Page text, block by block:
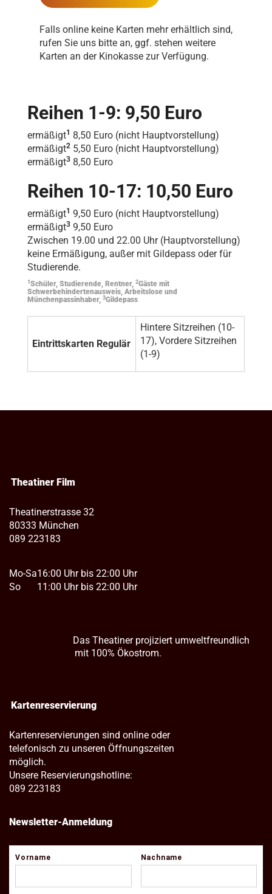
Falls online keine Karten mehr erhältlich sind,
rufen Sie uns bitte an, ggf. stehen weitere
Karten an der Kinokasse zur Verfügung.
Reihen 1-9: 9,50 Euro
ermäßigt1 8,50 Euro (nicht Hauptvorstellung)
ermäßigt2 5,50 Euro (nicht Hauptvorstellung)
ermäßigt3 8,50 Euro
Reihen 10-17: 10,50 Euro
ermäßigt1 9,50 Euro (nicht Hauptvorstellung)
ermäßigt3 9,50 Euro
Zwischen 19.00 und 22.00 Uhr (Hauptvorstellung)
keine Ermäßigung, außer mit Gildepass oder für
Studierende.
1 Schüler, Studierende, Rentner, 2Gäste mit
Schwerbehindertenausweis, Arbeitslose und
Münchenpassinhaber, 3Gildepass
Eintrittskarten Regulär
Hintere Sitzreihen (10-
17), Vordere Sitzreihen
(1-9)
Theatiner Film
Theatinerstrasse 32
80333 München
089 223183
Mo-Sa
So
16:00 Uhr bis 22:00 Uhr
11:00 Uhr bis 22:00 Uhr
Das Theatiner projiziert umweltfreundlich
mit 100% Ökostrom.
Kartenreservierung
Kartenreservierungen sind online oder
telefonisch zu unseren Öffnungszeiten
möglich.
Unsere Reservierungshotline:
089 223183
Newsletter-Anmeldung